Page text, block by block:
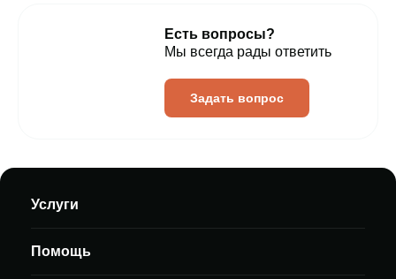
Есть вопросы?
Мы всегда рады ответить
Задать вопрос
Услуги
Помощь